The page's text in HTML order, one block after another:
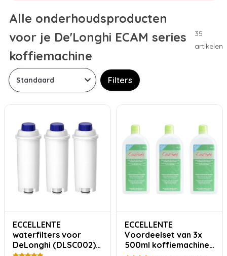
Alle onderhoudsproducten
voor je De'Longhi ECAM series
koffiemachine
35
artikelen
Filters
ECCELLENTE
waterfilters voor
DeLonghi (DLSC002) –
ECCELLENTE
Voordeelset van 3x
500ml koffiemachine